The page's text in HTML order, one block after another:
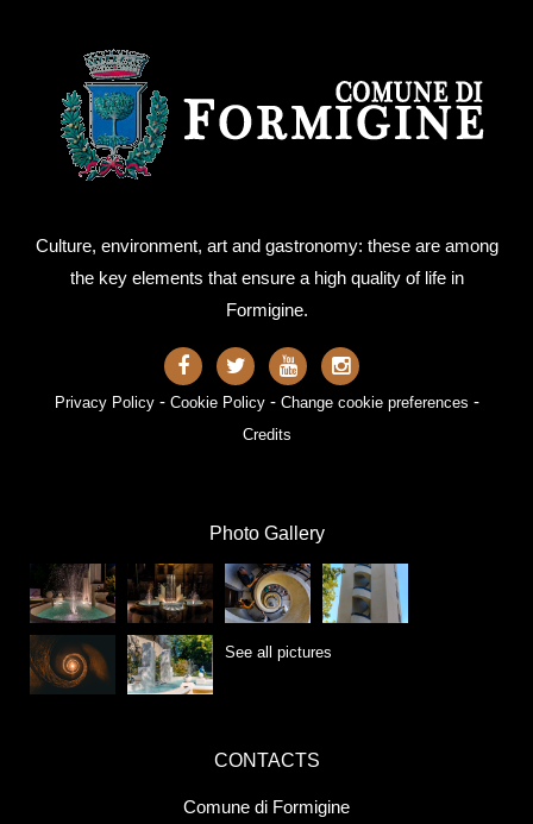
Culture, environment, art and gastronomy: these are among
the key elements that ensure a high quality of life in
Formigine.
Privacy Policy- Cookie Policy- Change cookie preferences -
Credits
Photo Gallery
See all pictures
CONTACTS
Comune di Formigine